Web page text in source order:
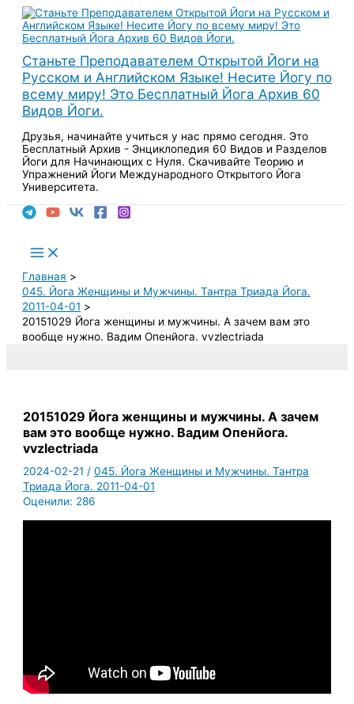
Перейти
содержимому
Станьте Преподавателем Открытой Йоги на
Русском и Английском Языке! Несите Йогу по
всему миру! Это Бесплатный Йога Архив 60
Видов Йоги.
Друзья, начинайте учиться у нас прямо сегодня. Это
Бесплатный Архив - Энциклопедия 60 Видов и Разделов
Йоги для Начинающих с Нуля. Скачивайте Теорию и
Упражнений Йоги Международного Открытого Йога
Университета.
Main
Menu
Главная
045. Йога Женщины и Мужчины. Тантра Триада Йога.
2011-04-01
20151029 Йога женщины и мужчины. А зачем вам это
вообще нужно. Вадим Опенйога. vvzlectriada
20151029 Йога женщины и мужчины. А зачем
вам это вообще нужно. Вадим Опенйога.
vvzlectriada
2024-02-21/045. Йога Женщины и Мужчины. Тантра
Триада Йога. 2011-04-01
Оценили: 286